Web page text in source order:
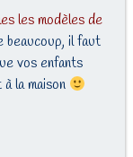
les modèles de
beaucoup, il faut
vos enfants
la maison